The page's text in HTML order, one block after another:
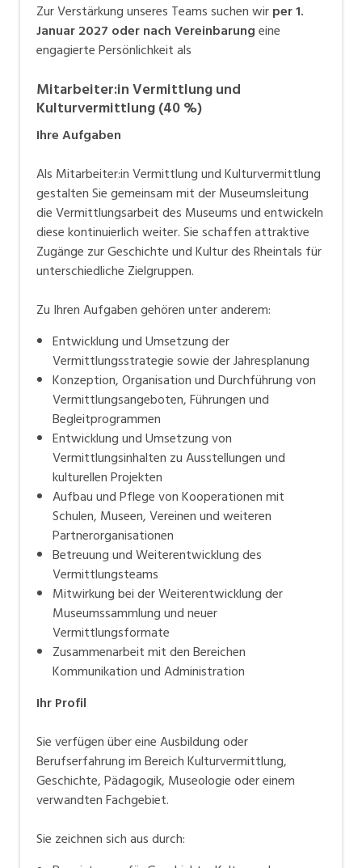
Zur Verstärkung unseres Teams suchen wirper 1.
Januar 2027 oder nach Vereinbarungeine
engagierte Persönlichkeit als
Mitarbeiter:in Vermittlung und
Kulturvermittlung (40 %)
Ihre Aufgaben
Als Mitarbeiter:in Vermittlung und Kulturvermittlung
gestalten Sie gemeinsam mit der Museumsleitung
die Vermittlungsarbeit des Museums und entwickeln
diese kontinuierlich weiter. Sie schaffen attraktive
Zugänge zur Geschichte und Kultur des Rheintals für
unterschiedliche Zielgruppen.
Zu Ihren Aufgaben gehören unter anderem:
Entwicklung und Umsetzung der
Vermittlungsstrategie sowie der Jahresplanung
Konzeption, Organisation und Durchführung von
Vermittlungsangeboten, Führungen und
Begleitprogrammen
Entwicklung und Umsetzung von
Vermittlungsinhalten zu Ausstellungen und
kulturellen Projekten
Aufbau und Pflege von Kooperationen mit
Schulen, Museen, Vereinen und weiteren
Partnerorganisationen
Betreuung und Weiterentwicklung des
Vermittlungsteams
Mitwirkung bei der Weiterentwicklung der
Museumssammlung und neuer
Vermittlungsformate
Zusammenarbeit mit den Bereichen
Kommunikation und Administration
Ihr Profil
Sie verfügen über eine Ausbildung oder
Berufserfahrung im Bereich Kulturvermittlung,
Geschichte, Pädagogik, Museologie oder einem
verwandten Fachgebiet.
Sie zeichnen sich aus durch: